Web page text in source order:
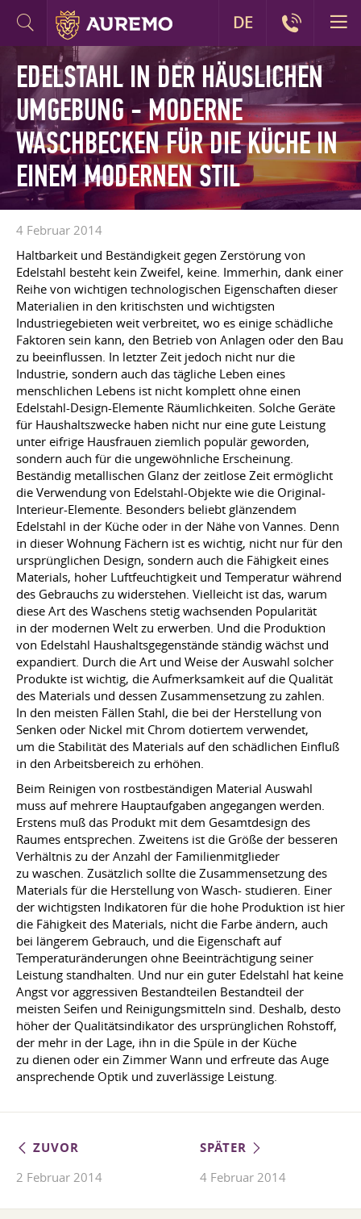
EDELSTAHL IN DER HÄUSLICHEN
UMGEBUNG - MODERNE
WASCHBECKEN FÜR DIE KÜCHE IN
EINEM MODERNEN STIL
4 Februar 2014
Haltbarkeit und Beständigkeit gegen Zerstörung von
Edelstahl besteht kein Zweifel, keine. Immerhin, dank einer
Reihe von wichtigen technologischen Eigenschaften dieser
Materialien in den kritischsten und wichtigsten
Industriegebieten weit verbreitet, wo es einige schädliche
Faktoren sein kann, den Betrieb von Anlagen oder den Bau
zu beeinflussen. In letzter Zeit jedoch nicht nur die
Industrie, sondern auch das tägliche Leben eines
menschlichen Lebens ist nicht komplett ohne einen
Edelstahl-Design-Elemente Räumlichkeiten. Solche Geräte
für Haushaltszwecke haben nicht nur eine gute Leistung
unter eifrige Hausfrauen ziemlich populär geworden,
sondern auch für die ungewöhnliche Erscheinung.
Beständig metallischen Glanz der zeitlose Zeit ermöglicht
die Verwendung von Edelstahl-Objekte wie die Original-
Interieur-Elemente. Besonders beliebt glänzendem
Edelstahl in der Küche oder in der Nähe von Vannes. Denn
in dieser Wohnung Fächern ist es wichtig, nicht nur für den
ursprünglichen Design, sondern auch die Fähigkeit eines
Materials, hoher Luftfeuchtigkeit und Temperatur während
des Gebrauchs zu widerstehen. Vielleicht ist das, warum
diese Art des Waschens stetig wachsenden Popularität
in der modernen Welt zu erwerben. Und die Produktion
von Edelstahl Haushaltsgegenstände ständig wächst und
expandiert. Durch die Art und Weise der Auswahl solcher
Produkte ist wichtig, die Aufmerksamkeit auf die Qualität
des Materials und dessen Zusammensetzung zu zahlen.
In den meisten Fällen Stahl, die bei der Herstellung von
Senken oder Nickel mit Chrom dotiertem verwendet,
um die Stabilität des Materials auf den schädlichen Einfluß
in den Arbeitsbereich zu erhöhen.
Beim Reinigen von rostbeständigen Material Auswahl
muss auf mehrere Hauptaufgaben angegangen werden.
Erstens muß das Produkt mit dem Gesamtdesign des
Raumes entsprechen. Zweitens ist die Größe der besseren
Verhältnis zu der Anzahl der Familienmitglieder
zu waschen. Zusätzlich sollte die Zusammensetzung des
Materials für die Herstellung von Wasch- studieren. Einer
der wichtigsten Indikatoren für die hohe Produktion ist hier
die Fähigkeit des Materials, nicht die Farbe ändern, auch
bei längerem Gebrauch, und die Eigenschaft auf
Temperaturänderungen ohne Beeinträchtigung seiner
Leistung standhalten. Und nur ein guter Edelstahl hat keine
Angst vor aggressiven Bestandteilen Bestandteil der
meisten Seifen und Reinigungsmitteln sind. Deshalb, desto
höher der Qualitätsindikator des ursprünglichen Rohstoff,
der mehr in der Lage, ihn in die Spüle in der Küche
zu dienen oder ein Zimmer Wann und erfreute das Auge
ansprechende Optik und zuverlässige Leistung.
ZUVOR
2 Februar 2014
SPÄTER
4 Februar 2014
DE